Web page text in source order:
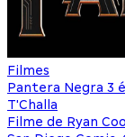
Filmes
Pantera Negra 3
T'Challa
Filme de Ryan